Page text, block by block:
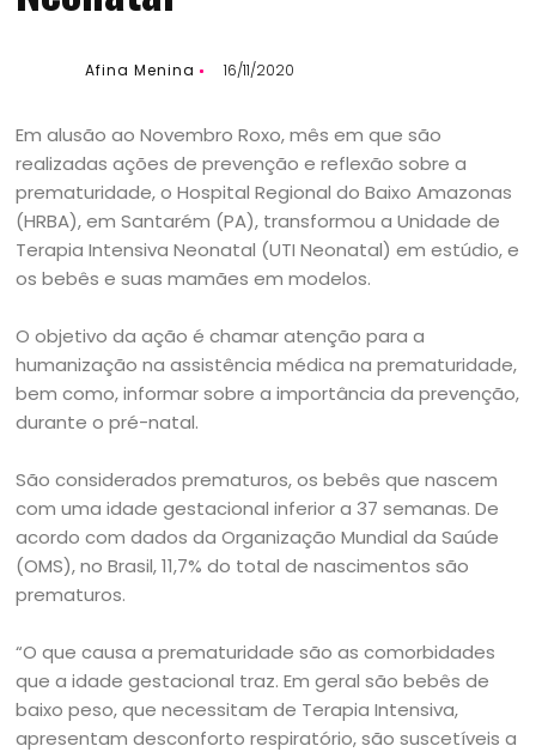
Afina Menina 16/11/2020
Em alusão ao Novembro Roxo, mês em que são
realizadas ações de prevenção e reflexão sobre a
prematuridade, o Hospital Regional do Baixo Amazonas
(HRBA), em Santarém (PA), transformou a Unidade de
Terapia Intensiva Neonatal (UTI Neonatal) em estúdio, e
os bebês e suas mamães em modelos.
O objetivo da ação é chamar atenção para a
humanização na assistência médica na prematuridade,
bem como, informar sobre a importância da prevenção,
durante o pré-natal.
São considerados prematuros, os bebês que nascem
com uma idade gestacional inferior a 37 semanas. De
acordo com dados da Organização Mundial da Saúde
(OMS), no Brasil, 11,7% do total de nascimentos são
prematuros.
“O que causa a prematuridade são as comorbidades
que a idade gestacional traz. Em geral são bebês de
baixo peso, que necessitam de Terapia Intensiva,
apresentam desconforto respiratório, são suscetíveis a